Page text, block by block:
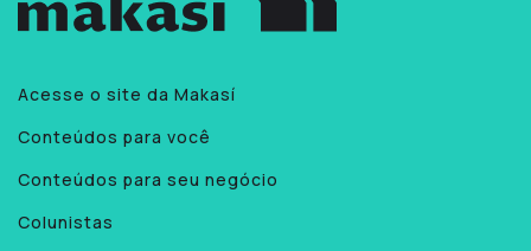
Acesse o site da Makasí
Conteúdos para você
Conteúdos para seu negócio
Colunistas